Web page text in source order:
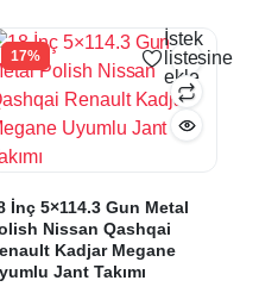
17%
İstek
listesine
ekle
İnç 5×114.3 Gun Metal
Nissan Qashqai
Kadjar Megane
Jant Takımı